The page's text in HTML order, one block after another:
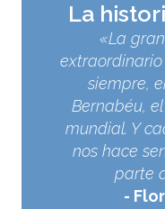
La
«La
siempre,
Bernabéu,
mundial. Y
nos hace
parte